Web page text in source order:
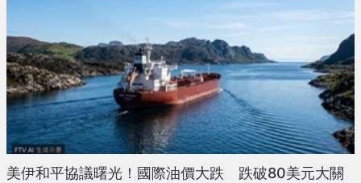
美伊和平協議曙光！國際油價大跌 跌破80美元大關